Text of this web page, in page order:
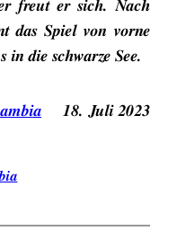
freut er sich. Nach
das Spiel von vorne
die schwarze See.
18. Juli 2023